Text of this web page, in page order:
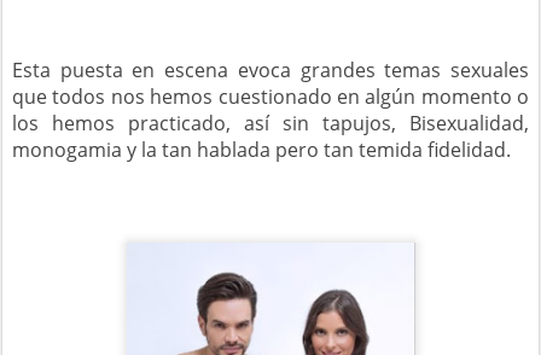
Esta puesta en escena evoca grandes temas sexuales
que todos nos hemos cuestionado en algún momento o
los hemos practicado, así sin tapujos, Bisexualidad,
monogamia y la tan hablada pero tan temida fidelidad.